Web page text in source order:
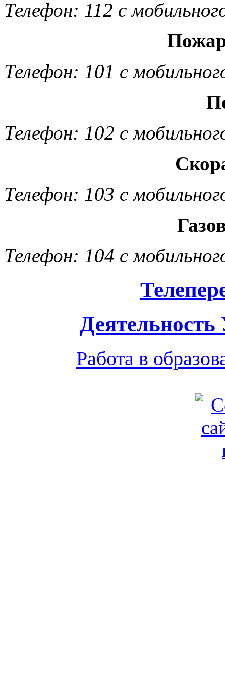
Телефон: 112 с
Телефон: 101 с
Телефон: 102 с
Телефон: 103 с
Телефон: 104 с
Работа в